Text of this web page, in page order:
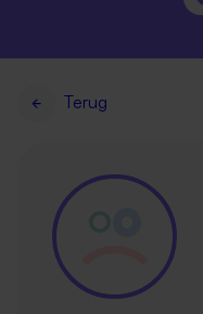
Terug